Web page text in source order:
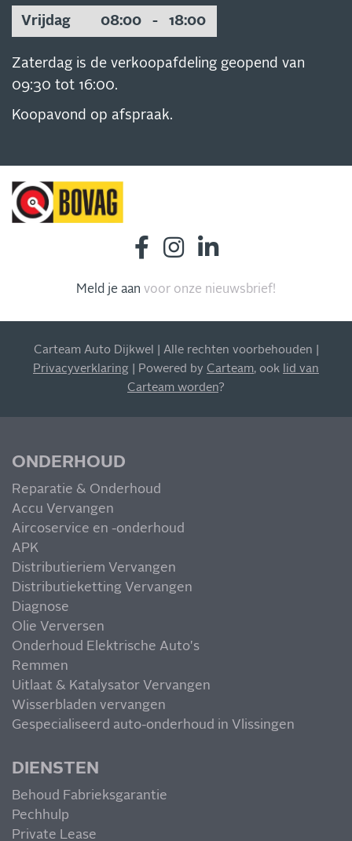
Vrijdag 08:00 - 18:00
Zaterdag is de verkoopafdeling geopend van
09:30 tot 16:00.
Koopavond op afspraak.
Meld je aan voor onze nieuwsbrief!
INSCHRIJVEN NIEUWSBRIEF
Carteam Auto Dijkwel | Alle rechten voorbehouden |
Privacyverklaring | Powered by Carteam, ook
lid van
Carteam worden?
ONDERHOUD
Reparatie & Onderhoud
Accu Vervangen
Aircoservice en -onderhoud
APK
Distributieriem Vervangen
Distributieketting Vervangen
Diagnose
Olie Verversen
Onderhoud Elektrische Auto's
Remmen
Uitlaat & Katalysator Vervangen
Wisserbladen vervangen
Gespecialiseerd auto-onderhoud in Vlissingen
DIENSTEN
Behoud Fabrieksgarantie
Pechhulp
Private Lease